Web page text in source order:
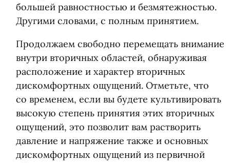
большей равностностью и безмятежностью.
Другими словами, с полным принятием.
Продолжаем свободно перемещать внимание
внутри вторичных областей, обнаруживая
расположение и характер вторичных
дискомфортных ощущений. Отметьте, что
со временем, если вы будете культивировать
высокую степень принятия этих вторичных
ощущений, это позволит вам растворить
давление и напряжение также и основных
дискомфортных ощущений из первичной